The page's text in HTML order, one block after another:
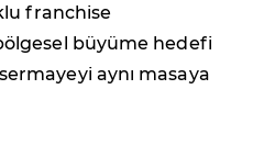
franchise
büyüme hedefi
aynı masaya